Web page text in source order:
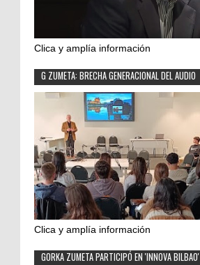
Clica y amplía información
G ZUMETA: BRECHA GENERACIONAL DEL AUDIO
Clica y amplía información
GORKA ZUMETA PARTICIPÓ EN 'INNOVA BILBAO'